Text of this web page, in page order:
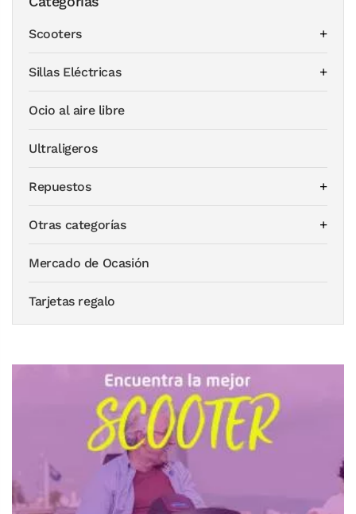
Scooters
Sillas Eléctricas
Ocio al aire libre
Ultraligeros
Repuestos
Otras categorías
Mercado de Ocasión
Tarjetas regalo